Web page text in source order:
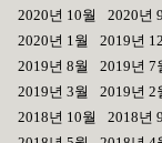
2020년 10월
2020년
2020년 1월
2019년
2019년 8월
2019년 7
2019년 3월
2019년 2
2018년 10월
2018년